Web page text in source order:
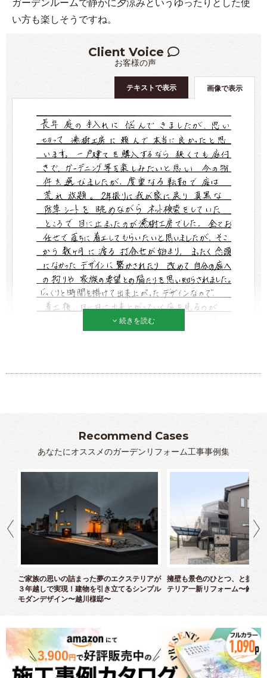
い方も楽しそうですね。
Client Voice
お客様の声
画像で表示
テキストで表示
続きを読む
Recommend Cases
あなたにオススメのガーデンリフォーム工事事例集
ご家族の思いの詰まった夢のエクステリアが
３年越しで実現！建物を引き立てるシンプル
モダンデザイン〜越川様邸〜
擁壁も景色のひとつ、と捉え
テリア一新リフォーム〜鈴木